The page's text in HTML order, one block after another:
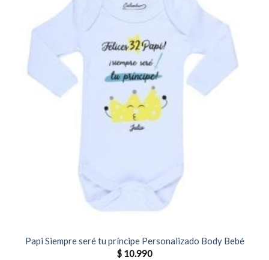
Papi Siempre seré tu príncipe Personalizado Body Bebé
$ 10.990